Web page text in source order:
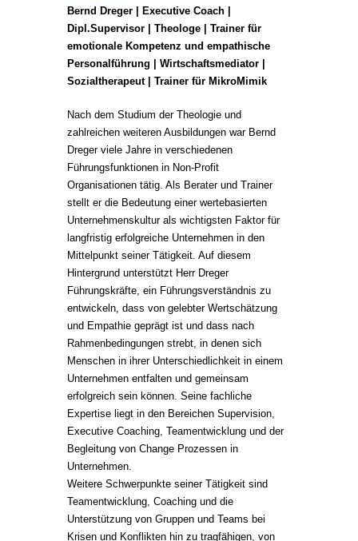
Bernd Dreger | Executive Coach |
Dipl.Supervisor | Theologe | Trainer für
emotionale Kompetenz und empathische
Personalführung | Wirtschaftsmediator |
Sozialtherapeut | Trainer für MikroMimik
Nach dem Studium der Theologie und
zahlreichen weiteren Ausbildungen war Bernd
Dreger viele Jahre in verschiedenen
Führungsfunktionen in Non-Profit
Organisationen tätig. Als Berater und Trainer
stellt er die Bedeutung einer wertebasierten
Unternehmenskultur als wichtigsten Faktor für
langfristig erfolgreiche Unternehmen in den
Mittelpunkt seiner Tätigkeit. Auf diesem
Hintergrund unterstützt Herr Dreger
Führungskräfte, ein Führungsverständnis zu
entwickeln, dass von gelebter Wertschätzung
und Empathie geprägt ist und dass nach
Rahmenbedingungen strebt, in denen sich
Menschen in ihrer Unterschiedlichkeit in einem
Unternehmen entfalten und gemeinsam
erfolgreich sein können. Seine fachliche
Expertise liegt in den Bereichen Supervision,
Executive Coaching, Teamentwicklung und der
Begleitung von Change Prozessen in
Unternehmen.
Weitere Schwerpunkte seiner Tätigkeit sind
Teamentwicklung, Coaching und die
Unterstützung von Gruppen und Teams bei
Krisen und Konflikten hin zu tragfähigen, von